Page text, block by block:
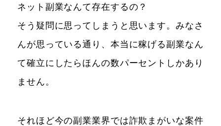
ネット副業なんて存在するの？
そう疑問に思ってしまうと思います。みなさ
んが思っている通り、本当に稼げる副業なん
て確立にしたらほんの数パーセントしかあり
ません。
それほど今の副業業界では詐欺まがいな案件